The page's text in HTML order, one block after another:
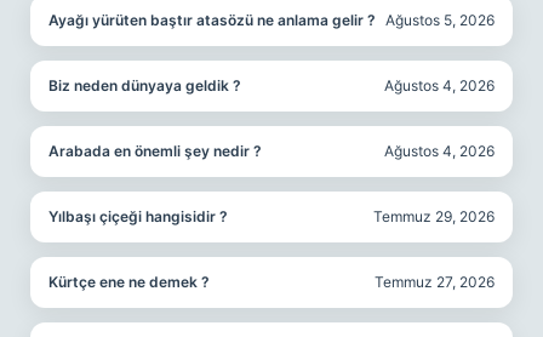
Ayağı yürüten baştır atasözü ne anlama gelir ? Ağustos 5, 2026
Biz neden dünyaya geldik ? Ağustos 4, 2026
Arabada en önemli şey nedir ? Ağustos 4, 2026
Yılbaşı çiçeği hangisidir ? Temmuz 29, 2026
Kürtçe ene ne demek ? Temmuz 27, 2026